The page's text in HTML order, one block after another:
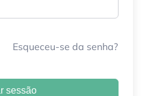
Esqueceu-se da senha?
sessão